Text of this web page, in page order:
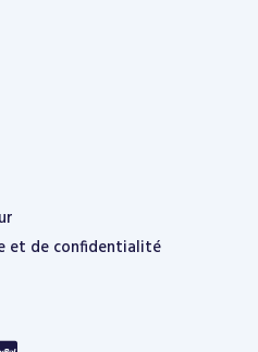
et de confidentialité